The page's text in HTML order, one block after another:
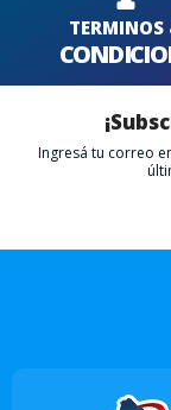
TERMINOS
Ingresá tu correo